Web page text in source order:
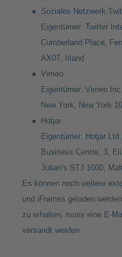
Soziales Netzwerk
Eigentümer: Twitter
Cumberland Place,
AX07, Irland
Vimeo
Eigentümer: Vimeo
New York, New York
Hotjar
Eigentümer: Hotjar
Business Centre, 3,
Julian’s STJ 1000,
Es können noch weitere
und iFrames geladen
zu erhalten, muss eine E-
versandt werden.